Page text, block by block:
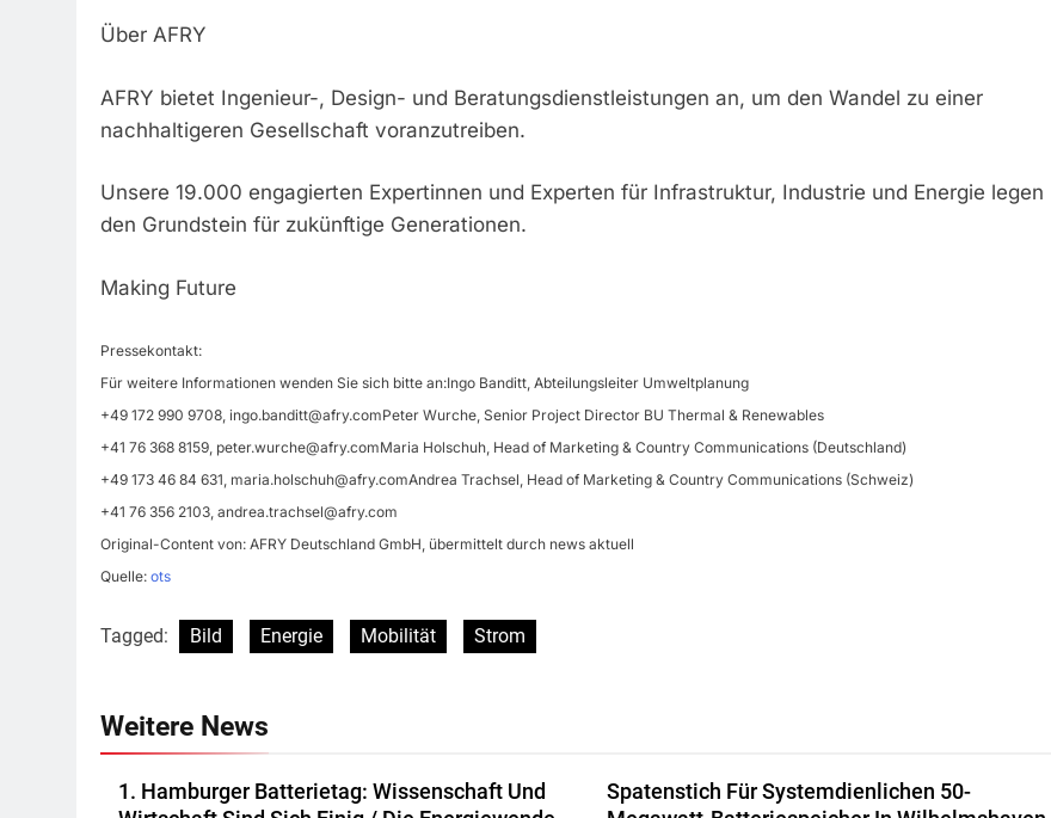
Über AFRY
AFRY bietet Ingenieur-, Design- und Beratungsdienstleistungen an, um den Wandel zu einer
nachhaltigeren Gesellschaft voranzutreiben.
Unsere 19.000 engagierten Expertinnen und Experten für Infrastruktur, Industrie und Energie legen
den Grundstein für zukünftige Generationen.
Making Future
Pressekontakt:
Für weitere Informationen wenden Sie sich bitte an:Ingo Banditt, Abteilungsleiter Umweltplanung
+49 172 990 9708, ingo.banditt@afry.comPeter Wurche, Senior Project Director BU Thermal & Renewables
+41 76 368 8159, peter.wurche@afry.comMaria Holschuh, Head of Marketing & Country Communications (Deutschland)
+49 173 46 84 631, maria.holschuh@afry.comAndrea Trachsel, Head of Marketing & Country Communications (Schweiz)
+41 76 356 2103, andrea.trachsel@afry.com
Original-Content von: AFRY Deutschland GmbH, übermittelt durch news aktuell
Quelle: ots
Tagged: Bild Energie Mobilität Strom
Weitere News
1. Hamburger Batterietag: Wissenschaft Und
Spatenstich Für Systemdienlichen 50-